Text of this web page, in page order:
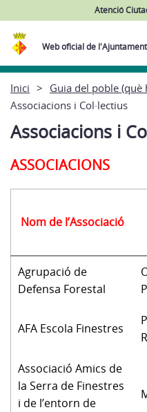
Atenció
Web oficial de
Inici
Guia del poble (què
Associacions i Col·lectius
Associacions i
ASSOCIACIONS
Nom de l’Associació
Agrupació de
Defensa Forestal
AFA Escola Finestres
Associació Amics de
la Serra de Finestres
i de l’entorn de